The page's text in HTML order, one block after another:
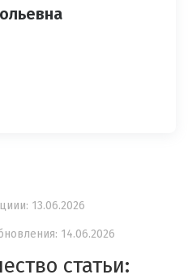
13.06.2026
14.06.2026
статьи: